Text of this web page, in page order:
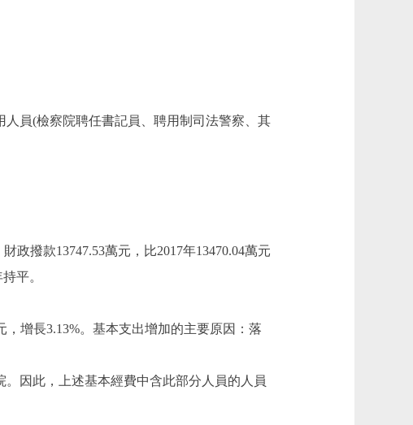
員(檢察院聘任書記員、聘用制司法警察、其
政撥款13747.53萬元，比2017年13470.04萬元
平。
增長3.13%。基本支出增加的主要原因：落
因此，上述基本經費中含此部分人員的人員